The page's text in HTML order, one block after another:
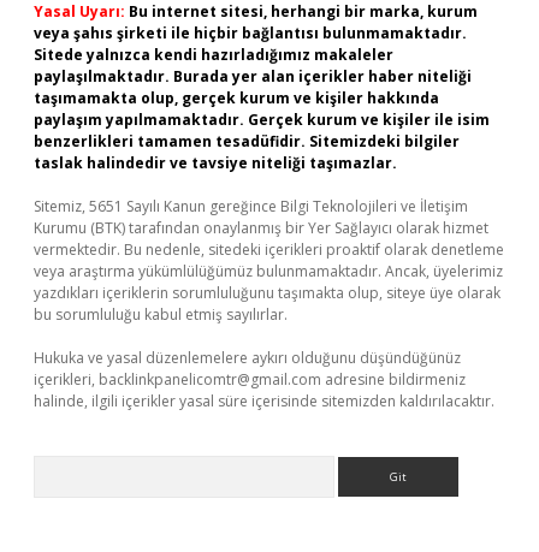
Yasal Uyarı: Bu internet sitesi, herhangi bir marka, kurum
veya şahıs şirketi ile hiçbir bağlantısı bulunmamaktadır.
Sitede yalnızca kendi hazırladığımız makaleler
paylaşılmaktadır. Burada yer alan içerikler haber niteliği
taşımamakta olup, gerçek kurum ve kişiler hakkında
paylaşım yapılmamaktadır. Gerçek kurum ve kişiler ile isim
benzerlikleri tamamen tesadüfidir. Sitemizdeki bilgiler
taslak halindedir ve tavsiye niteliği taşımazlar.
Sitemiz, 5651 Sayılı Kanun gereğince Bilgi Teknolojileri ve İletişim
Kurumu (BTK) tarafından onaylanmış bir Yer Sağlayıcı olarak hizmet
vermektedir. Bu nedenle, sitedeki içerikleri proaktif olarak denetleme
veya araştırma yükümlülüğümüz bulunmamaktadır. Ancak, üyelerimiz
yazdıkları içeriklerin sorumluluğunu taşımakta olup, siteye üye olarak
bu sorumluluğu kabul etmiş sayılırlar.
Hukuka ve yasal düzenlemelere aykırı olduğunu düşündüğünüz
içerikleri, backlinkpanelicomtr@gmail.com adresine bildirmeniz
halinde, ilgili içerikler yasal süre içerisinde sitemizden kaldırılacaktır.